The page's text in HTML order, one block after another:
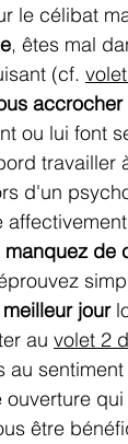
le célibat
, êtes mal
(cf.
ou lui font
d'un
manquez de
jour
au volet 2
au
ouverture
être